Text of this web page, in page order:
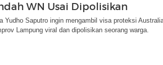
WN Usai Dipolisikan
Yudho Saputro ingin mengambil visa proteksi
Lampung viral dan dipolisikan seorang warga.